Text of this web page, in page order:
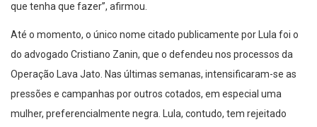
que tenha que fazer”, afirmou.
Até o momento, o único nome citado publicamente por Lula foi o
do advogado Cristiano Zanin, que o defendeu nos processos da
Operação Lava Jato. Nas últimas semanas, intensificaram-se as
pressões e campanhas por outros cotados, em especial uma
mulher, preferencialmente negra. Lula, contudo, tem rejeitado